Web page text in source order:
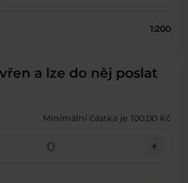
1:200
a lze do něj poslat
Minimální částka je 100,00 Kč
add